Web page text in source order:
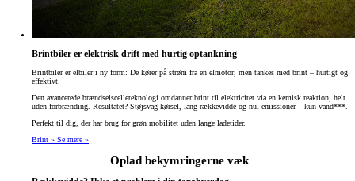
Brintbiler er elektrisk drift med hurtig optankning
Brintbiler er elbiler i ny form: De kører på strøm fra en elmotor, men tankes med brint – hurtigt og
effektivt.
Den avancerede brændselscelleteknologi omdanner brint til elektricitet via en kemisk reaktion, helt
uden forbrænding. Resultatet? Støjsvag kørsel, lang rækkevidde og nul emissioner – kun vand***.
Perfekt til dig, der har brug for grøn mobilitet uden lange ladetider.
Brint » Se mere »
Oplad bekymringerne væk